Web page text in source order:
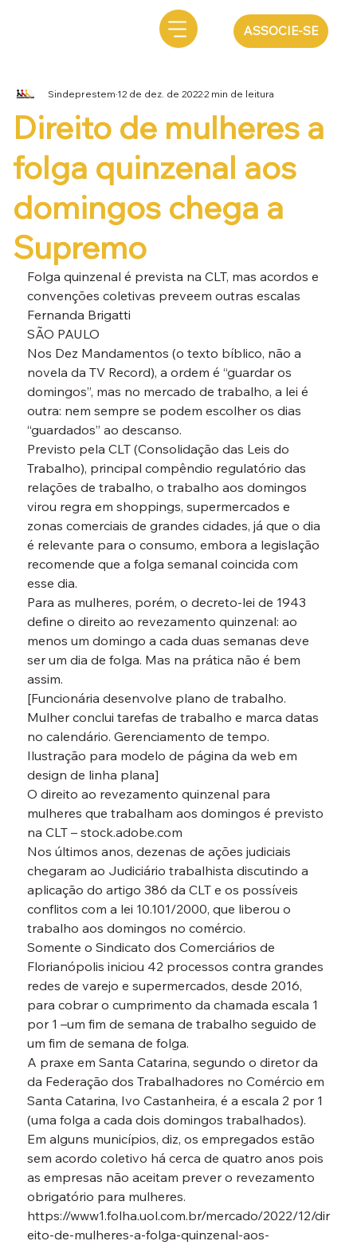
ASSOCIE-SE
Direito de mulheres a
folga quinzenal aos
domingos chega a
Supremo
Sindeprestem12 de dez. de 20222 min de leitura
Folga quinzenal é prevista na CLT, mas acordos e
convenções coletivas preveem outras escalas
Fernanda Brigatti
SÃO PAULO
Nos Dez Mandamentos (o texto bíblico, não a
novela da TV Record), a ordem é “guardar os
domingos”, mas no mercado de trabalho, a lei é
outra: nem sempre se podem escolher os dias
“guardados” ao descanso.
Previsto pela CLT (Consolidação das Leis do
Trabalho), principal compêndio regulatório das
relações de trabalho, o trabalho aos domingos
virou regra em shoppings, supermercados e
zonas comerciais de grandes cidades, já que o dia
é relevante para o consumo, embora a legislação
recomende que a folga semanal coincida com
esse dia.
Para as mulheres, porém, o decreto-lei de 1943
define o direito ao revezamento quinzenal: ao
menos um domingo a cada duas semanas deve
ser um dia de folga. Mas na prática não é bem
assim.
[Funcionária desenvolve plano de trabalho.
Mulher conclui tarefas de trabalho e marca datas
no calendário. Gerenciamento de tempo.
Ilustração para modelo de página da web em
design de linha plana]
O direito ao revezamento quinzenal para
mulheres que trabalham aos domingos é previsto
na CLT – stock.adobe.com
Nos últimos anos, dezenas de ações judiciais
chegaram ao Judiciário trabalhista discutindo a
aplicação do artigo 386 da CLT e os possíveis
conflitos com a lei 10.101/2000, que liberou o
trabalho aos domingos no comércio.
Somente o Sindicato dos Comerciários de
Florianópolis iniciou 42 processos contra grandes
redes de varejo e supermercados, desde 2016,
para cobrar o cumprimento da chamada escala 1
por 1 –um fim de semana de trabalho seguido de
um fim de semana de folga.
A praxe em Santa Catarina, segundo o diretor da
da Federação dos Trabalhadores no Comércio em
Santa Catarina, Ivo Castanheira, é a escala 2 por 1
(uma folga a cada dois domingos trabalhados).
Em alguns municípios, diz, os empregados estão
sem acordo coletivo há cerca de quatro anos pois
as empresas não aceitam prever o revezamento
obrigatório para mulheres.
https://www1.folha.uol.com.br/mercado/2022/12/dir
eito-de-mulheres-a-folga-quinzenal-aos-